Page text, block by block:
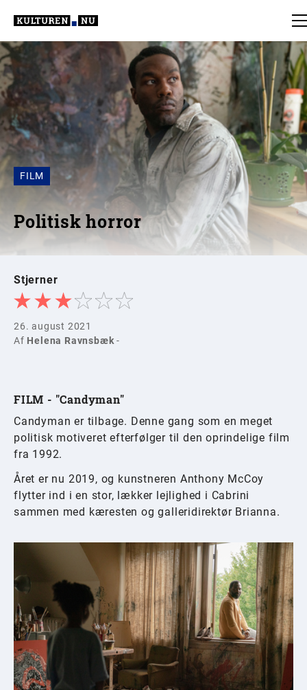
FILM
Politisk horror
Stjerner
26. august 2021
Af Helena Ravnsbæk-
FILM - "Candyman"
Candyman er tilbage. Denne gang som en meget
politisk motiveret efterfølger til den oprindelige film
fra 1992.
Året er nu 2019, og kunstneren Anthony McCoy
flytter ind i en stor, lækker lejlighed i Cabrini
sammen med kæresten og galleridirektør Brianna.